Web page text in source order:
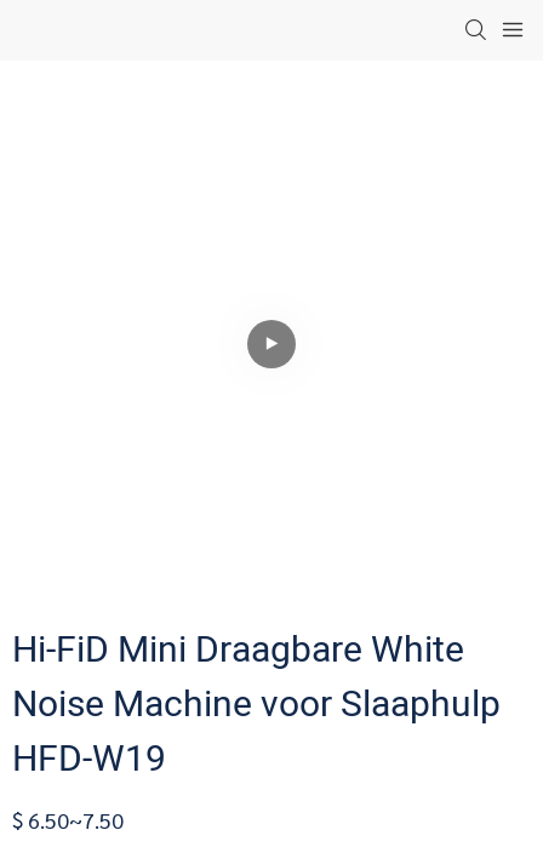
Hi-FiD Mini Draagbare White
Noise Machine voor Slaaphulp
HFD-W19
$ 6.50~7.50